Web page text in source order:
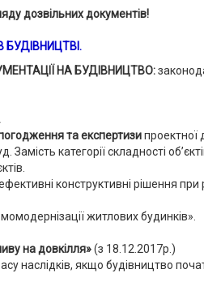
дозвільних документів!
НА БУДІВНИЦТВО:
та експертизипроектної
Замість категорії складності
конструктивні рішення при
житлових будинків».
на довкілля»(з 18.12.2017р.)
наслідків, якщо будівництво